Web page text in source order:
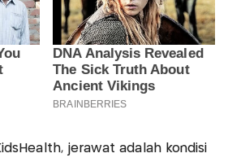
jerawat adalah kondisi